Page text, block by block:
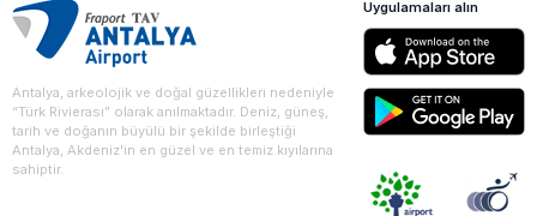
Antalya, arkeolojik ve doğal güzellikleri nedeniyle
“Türk Rivierası” olarak anılmaktadır. Deniz, güneş,
tarih ve doğanın büyülü bir şekilde birleştiği
Antalya, Akdeniz'in en güzel ve en temiz kıyılarına
sahiptir.
Uygulamaları alın